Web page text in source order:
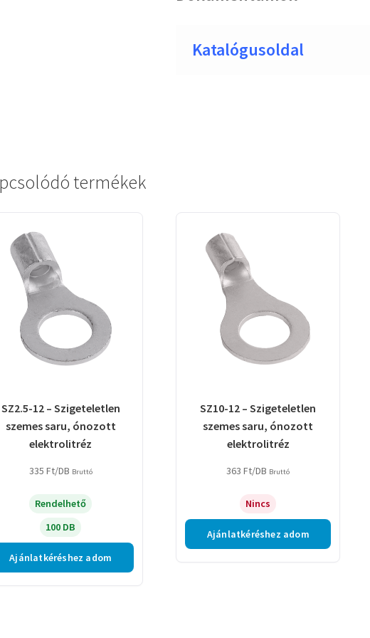
Katalógusoldal
termékek
SZ2.5-12 – Szigeteletlen
szemes saru, ónozott
elektrolitréz
335 Ft/DB Bruttó
Rendelhető
100 DB
Ajánlatkéréshez adom
SZ10-12 – Szigeteletlen
szemes saru, ónozott
elektrolitréz
363Ft/DB Bruttó
Nincs
Ajánlatkéréshez adom